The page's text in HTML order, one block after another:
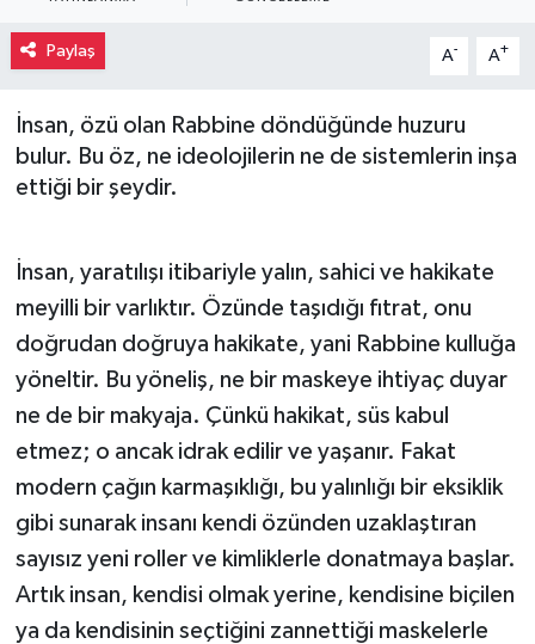
Paylaş A- A+
İnsan, özü olan Rabbine döndüğünde huzuru
bulur. Bu öz, ne ideolojilerin ne de sistemlerin inşa
ettiği bir şeydir.
İnsan, yaratılışı itibariyle yalın, sahici ve hakikate
meyilli bir varlıktır. Özünde taşıdığı fıtrat, onu
doğrudan doğruya hakikate, yani Rabbine kulluğa
yöneltir. Bu yöneliş, ne bir maskeye ihtiyaç duyar
ne de bir makyaja. Çünkü hakikat, süs kabul
etmez; o ancak idrak edilir ve yaşanır. Fakat
modern çağın karmaşıklığı, bu yalınlığı bir eksiklik
gibi sunarak insanı kendi özünden uzaklaştıran
sayısız yeni roller ve kimliklerle donatmaya başlar.
Artık insan, kendisi olmak yerine, kendisine biçilen
ya da kendisinin seçtiğini zannettiği maskelerle